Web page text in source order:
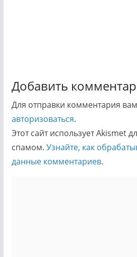
Добавить
Для отправки комментария
авторизоваться.
Этот сайт использует Akismet
спамом. Узнайте, как
данные комментариев.